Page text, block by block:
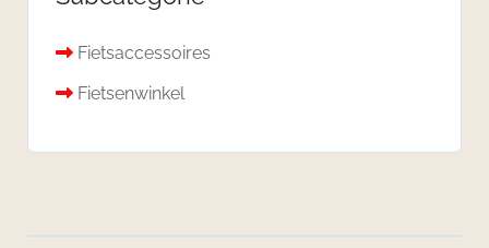
Fietsaccessoires
Fietsenwinkel